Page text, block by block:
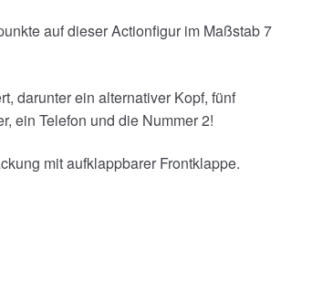
auf dieser Actionfigur im Maßstab 7
darunter ein alternativer Kopf, fünf
ein Telefon und die Nummer 2!
mit aufklappbarer Frontklappe.